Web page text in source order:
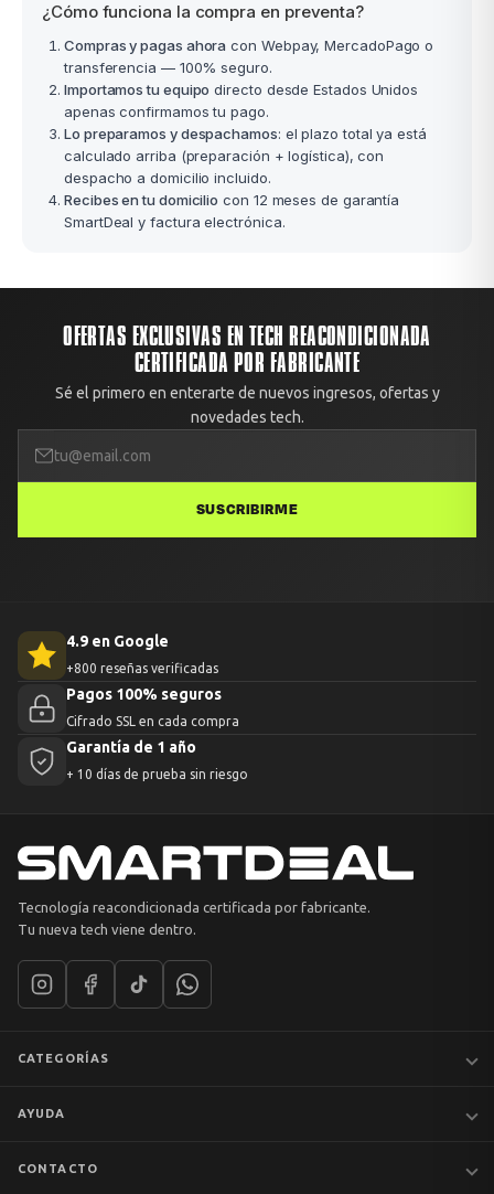
¿Cómo funciona la compra en preventa?
Compras y pagas ahora con Webpay, MercadoPago o
transferencia — 100% seguro.
Importamos tu equipo directo desde Estados Unidos
apenas confirmamos tu pago.
Lo preparamos y despachamos: el plazo total ya está
calculado arriba (preparación + logística), con
despacho a domicilio incluido.
Recibes en tu domicilio con 12 meses de garantía
SmartDeal y factura electrónica.
OFERTAS EXCLUSIVAS EN TECH REACONDICIONADA
CERTIFICADA POR FABRICANTE
Sé el primero en enterarte de nuevos ingresos, ofertas y
novedades tech.
SUSCRIBIRME
4.9 en Google
+800 reseñas verificadas
Pagos 100% seguros
Cifrado SSL en cada compra
Garantía de 1 año
+ 10 días de prueba sin riesgo
Tecnología reacondicionada certificada por fabricante.
Tu nueva tech viene dentro.
CATEGORÍAS
AYUDA
CONTACTO